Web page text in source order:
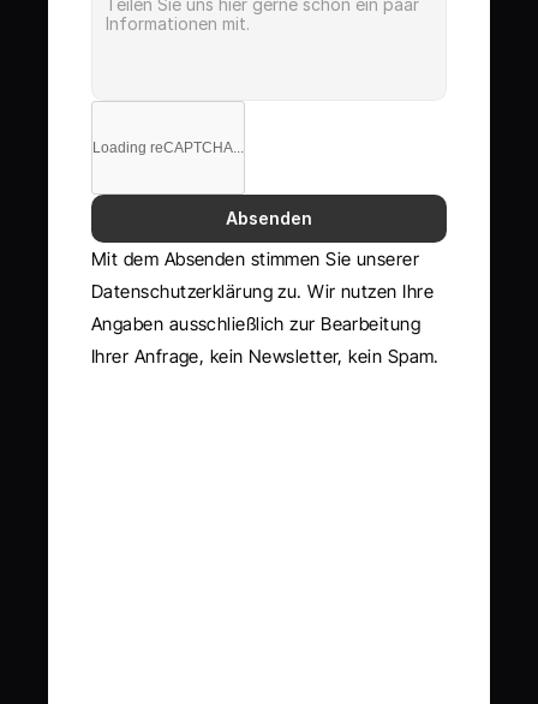
Loading reCAPTCHA...
Absenden
Mit dem Absenden stimmen Sie unserer
Datenschutzerklärung zu. Wir nutzen Ihre
Angaben ausschließlich zur Bearbeitung
Ihrer Anfrage, kein Newsletter, kein Spam.